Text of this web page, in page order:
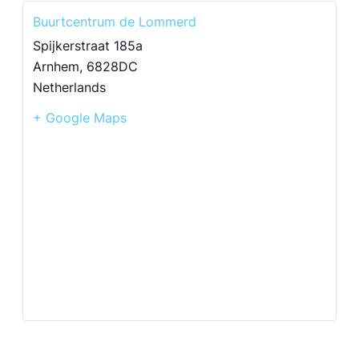
Buurtcentrum de Lommerd
Spijkerstraat 185a
Arnhem, 6828DC
Netherlands
+ Google Maps